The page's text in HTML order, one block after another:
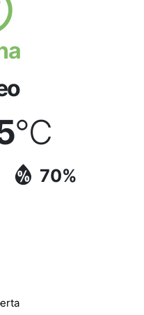
°C
70%